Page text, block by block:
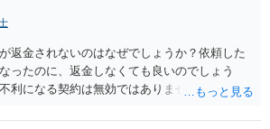
返金されないのはなぜでしょうか？依頼した
ったのに、返金しなくても良いのでしょう
不利になる契約は無効ではありませんか？
倒れた弁護士が所属する弁護士会に相談さ